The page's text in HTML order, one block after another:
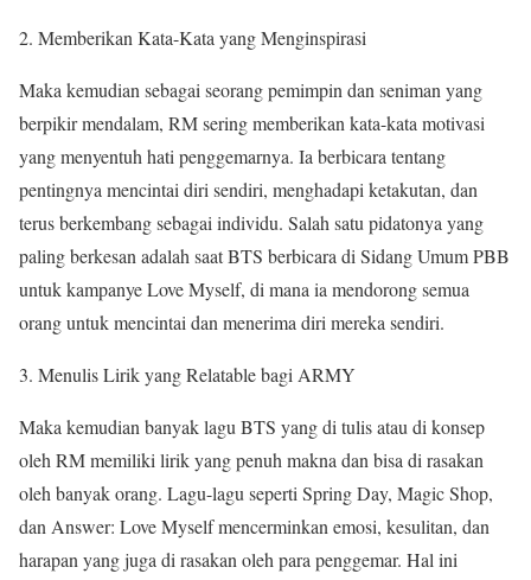
Memberikan Kata-Kata yang Menginspirasi
Maka kemudian sebagai seorang pemimpin dan seniman yang
berpikir mendalam, RM sering memberikan kata-kata motivasi
yang menyentuh hati penggemarnya. Ia berbicara tentang
pentingnya mencintai diri sendiri, menghadapi ketakutan, dan
terus berkembang sebagai individu. Salah satu pidatonya yang
paling berkesan adalah saat BTS berbicara di Sidang Umum PBB
untuk kampanye Love Myself, di mana ia mendorong semua
orang untuk mencintai dan menerima diri mereka sendiri.
Menulis Lirik yang Relatable bagi ARMY
Maka kemudian banyak lagu BTS yang di tulis atau di konsep
oleh RM memiliki lirik yang penuh makna dan bisa di rasakan
oleh banyak orang. Lagu-lagu seperti Spring Day, Magic Shop,
dan Answer: Love Myself mencerminkan emosi, kesulitan, dan
harapan yang juga di rasakan oleh para penggemar. Hal ini